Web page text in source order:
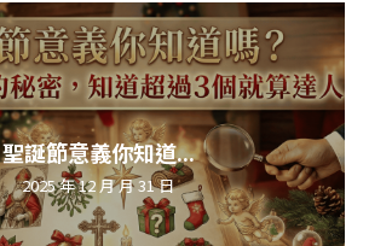
聖誕節意義你知道...
2025 年 12 月 月 31 日